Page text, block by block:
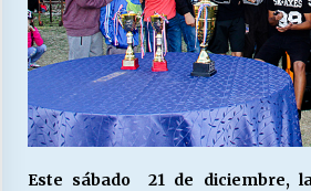
¿Qué habrían dicho?
23/06/2026
VOLVER A SER
16/06/2026
Este sábado 21 de diciembre,